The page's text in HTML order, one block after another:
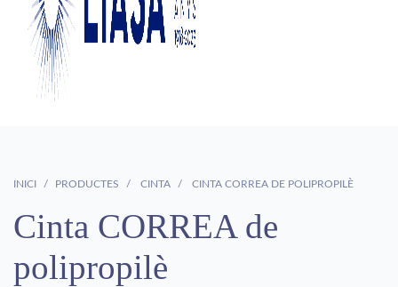
INICI PRODUCTES CINTA CINTA CORREA DE POLIPROPILÈ
Cinta CORREA de
polipropilè